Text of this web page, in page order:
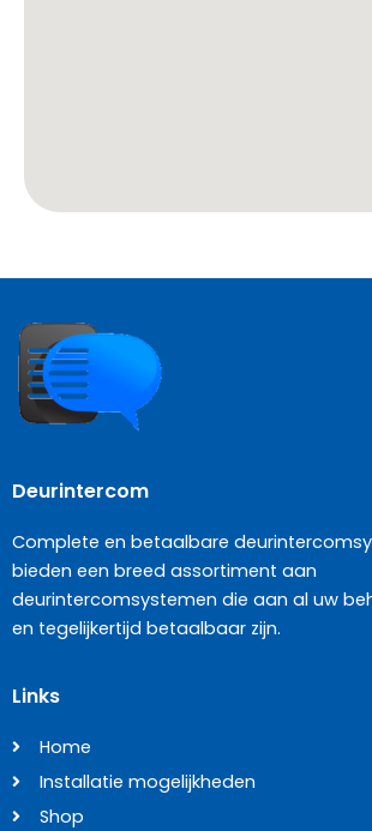
Deurintercom
Complete en betaalbare
bieden een breed assortiment aan
deurintercomsystemen die aan al uw
en tegelijkertijd betaalbaar zijn.
Links
Home
Installatie mogelijkheden
Shop